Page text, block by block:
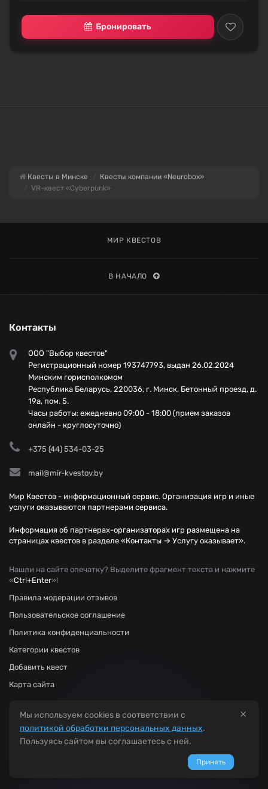
Бронировать
Квесты в Минске
Квесты компании «Neurobox»
VR-квест «Cyberpunk»
МИР КВЕСТОВ
В НАЧАЛО
Контакты
ООО "Выбор квестов"
Регистрационный номер 193747793, выдан 26.02.2024
Минским горисполкомом
Республика Беларусь, 220036, г. Минск, Бетонный проезд, д.
19а, пом. 5.
Часы работы: ежедневно 09:00 - 18:00 (прием заказов
онлайн - круглосуточно)
+375 (44) 534-03-25
mail@mir-kvestov.by
Мир Квестов - информационный сервис. Организация игр и иные
услуги оказываются партнерами сервиса.
Информация об партнерах-организаторах игр размещена на
страницах квестов в разделе «Контакты → Услугу оказывает».
Нашли на сайте опечатку? Выделите фрагмент текста и нажмите
«Ctrl+Enter»!
Правила модерации отзывов
Пользовательское соглашение
Политика конфиденциальности
Категории квестов
Добавить квест
Карта сайта
×
Мы используем cookies в соответствии с
политикой обработки персональных данных.
Пользуясь сайтом вы соглашаетесь с ней.
Принять